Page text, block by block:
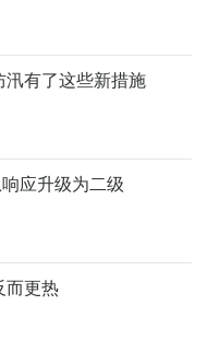
汛有了这些新措施
应升级为二级
而更热